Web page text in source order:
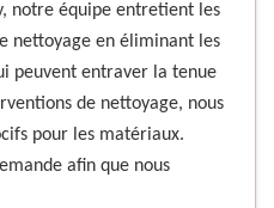
notre équipe entretient les
nettoyage en éliminant les
peuvent entraver la tenue
de nettoyage, nous
pour les matériaux.
afin que nous